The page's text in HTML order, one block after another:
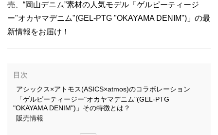
売、“岡山デニム”素材の人気モデル「ゲルピーティージ
ー"オカヤマデニム"(GEL-PTG "OKAYAMA DENIM")」の最
新情報をお届け！
目次
アシックス×アトモス(ASICS×atmos)のコラボレーション
「ゲルピーティージー"オカヤマデニム"(GEL-PTG
"OKAYAMA DENIM")」その特徴とは？
販売情報